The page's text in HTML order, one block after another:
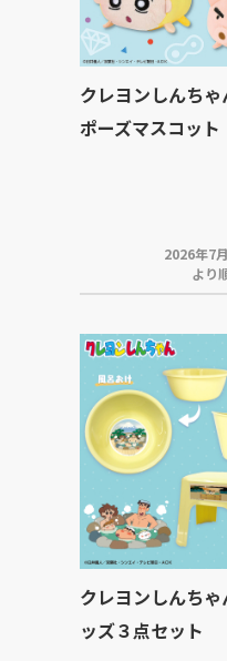
クレヨンしんちゃ
ポーズマスコット
2026年7
より
クレヨンしんち
ッズ３点セット